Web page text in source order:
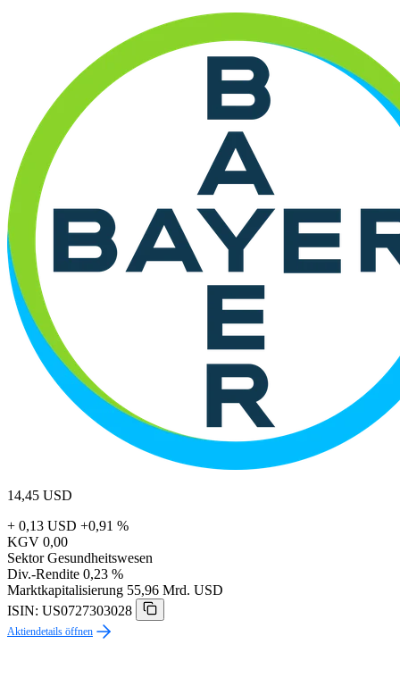
14,45 USD
+ 0,13 USD +0,91 %
KGV 0,00
Sektor Gesundheitswesen
Div.-Rendite 0,23 %
Marktkapitalisierung 55,96 Mrd. USD
ISIN: US0727303028
Aktiendetails öffnen